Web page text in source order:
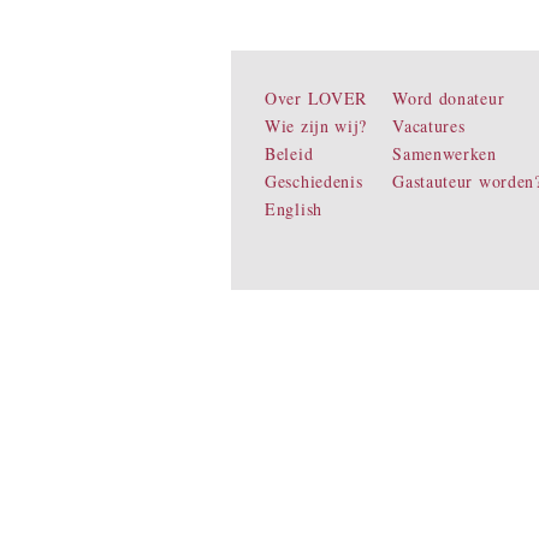
Over LOVER
Wie zijn wij?
Beleid
Geschiedenis
English
Word donateur
Vacatures
Samenwerken
Gastauteur